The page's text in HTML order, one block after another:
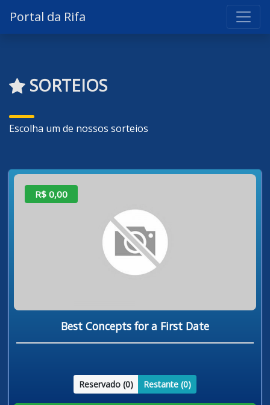
Portal da Rifa
SORTEIOS
Escolha um de nossos sorteios
R$ 0,00
Best Concepts for a First Date
Reservado (0) Restante (0)